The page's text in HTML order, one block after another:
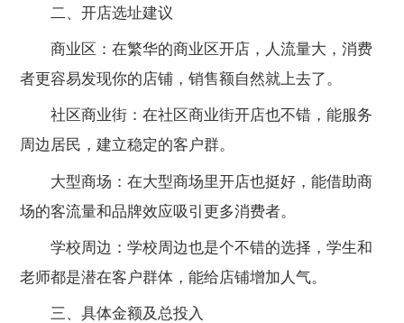
二、开店选址建议
商业区：在繁华的商业区开店，人流量大，消费
者更容易发现你的店铺，销售额自然就上去了。
社区商业街：在社区商业街开店也不错，能服务
周边居民，建立稳定的客户群。
大型商场：在大型商场里开店也挺好，能借助商
场的客流量和品牌效应吸引更多消费者。
学校周边：学校周边也是个不错的选择，学生和
老师都是潜在客户群体，能给店铺增加人气。
三、具体金额及总投入